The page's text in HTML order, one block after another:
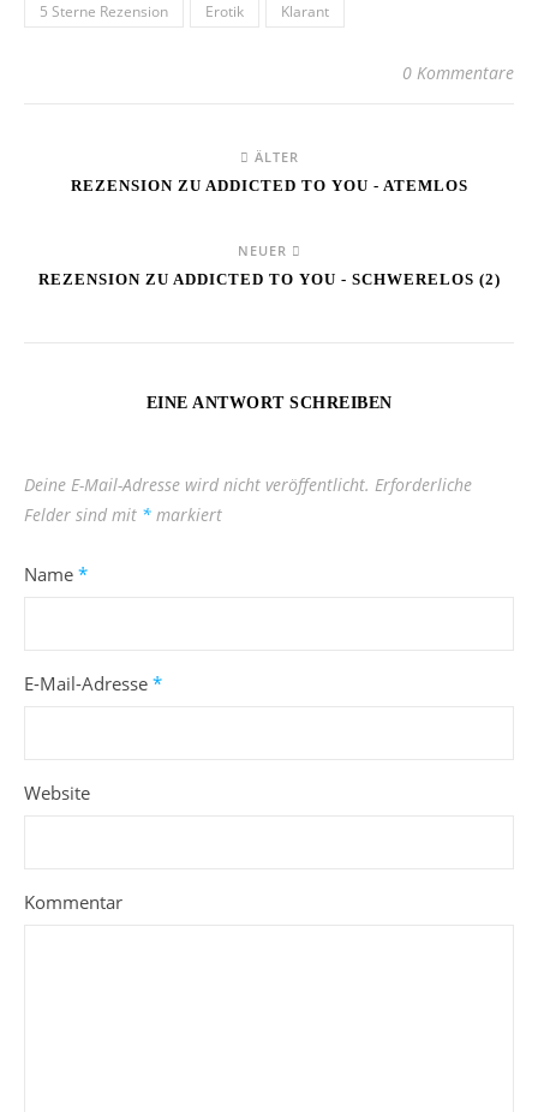
5 Sterne Rezension Erotik Klarant
0 Kommentare
ÄLTER
REZENSION ZU ADDICTED TO YOU - ATEMLOS
NEUER
REZENSION ZU ADDICTED TO YOU - SCHWERELOS (2)
EINE ANTWORT SCHREIBEN
Deine E-Mail-Adresse wird nicht veröffentlicht. Erforderliche
Felder sind mit * markiert
Name *
E-Mail-Adresse *
Website
Kommentar